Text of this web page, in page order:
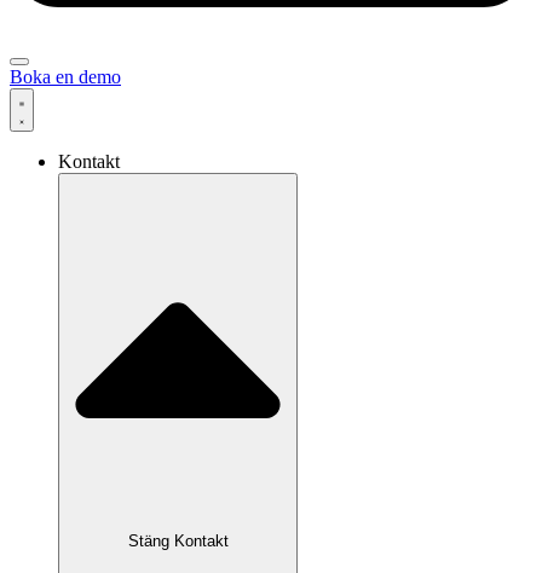
Boka en demo
Kontakt
Stäng Kontakt